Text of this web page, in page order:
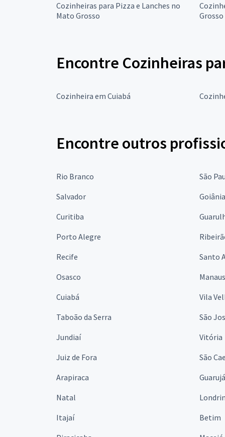
Cozinheiras para Pizza e Lanches no
Mato Grosso
Grosso
Encontre Cozinheiras
Cozinheira em Cuiabá
Encontre outros
Rio Branco
São
Salvador
Goiânia
Curitiba
Porto Alegre
Recife
Santo
Osasco
Manaus
Cuiabá
Vila
Taboão da Serra
São
Jundiaí
Vitória
Juiz de Fora
São
Arapiraca
Guarujá
Natal
Itajaí
Betim